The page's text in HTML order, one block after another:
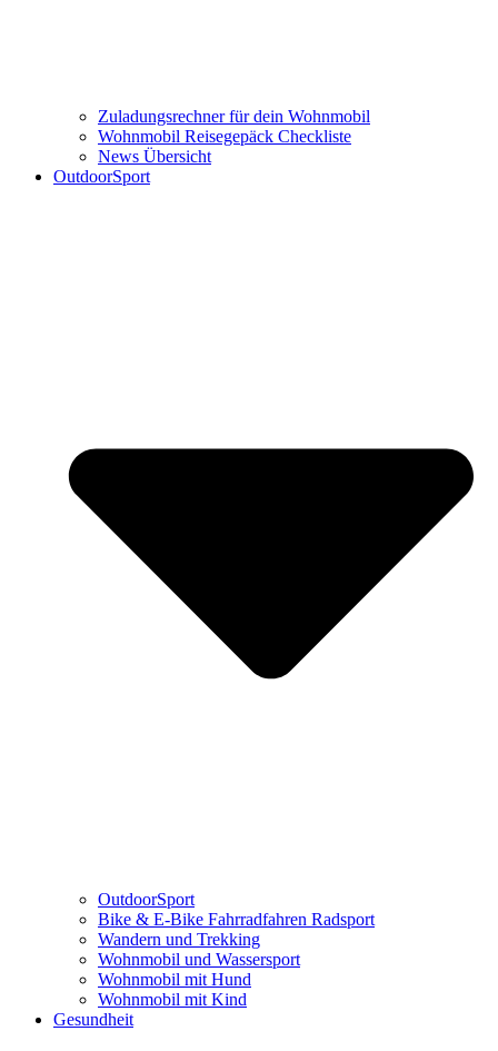
Zuladungsrechner für dein Wohnmobil
Wohnmobil Reisegepäck Checkliste
News Übersicht
OutdoorSport
OutdoorSport
Bike & E-Bike Fahrradfahren Radsport
Wandern und Trekking
Wohnmobil und Wassersport
Wohnmobil mit Hund
Wohnmobil mit Kind
Gesundheit